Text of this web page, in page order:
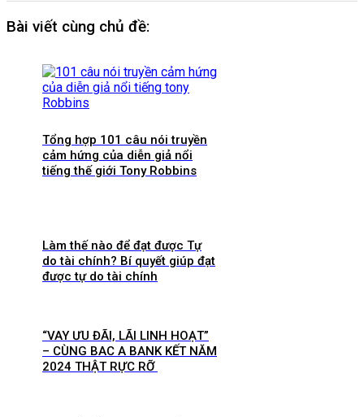
Bài viết cùng chủ đề:
Tổng hợp 101 câu nói truyền
cảm hứng của diễn giả nổi
tiếng thế giới Tony Robbins
Làm thế nào để đạt được Tự
do tài chính? Bí quyết giúp đạt
được tự do tài chính
“VAY ƯU ĐÃI, LÃI LINH HOẠT”
– CÙNG BAC A BANK KẾT NĂM
2024 THẬT RỰC RỠ